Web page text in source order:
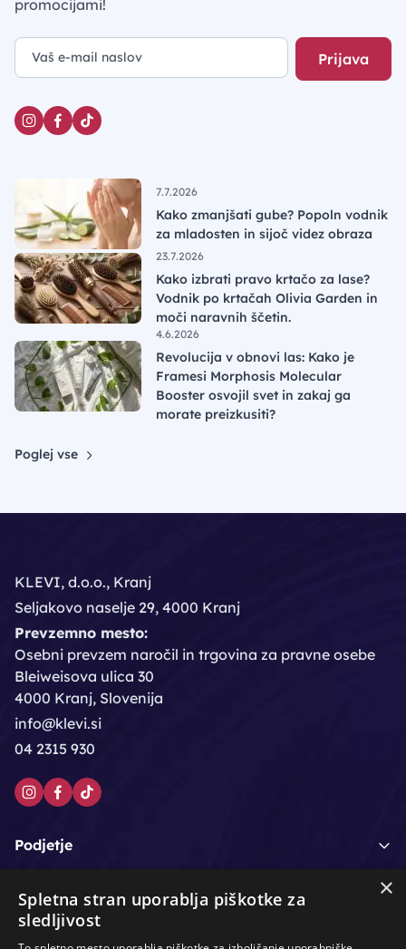
promocijami!
Prijava
7.7.2026
Kako zmanjšati gube? Popoln vodnik
za mladosten in sijoč videz obraza
23.7.2026
Kako izbrati pravo krtačo za lase?
Vodnik po krtačah Olivia Garden in
moči naravnih ščetin.
4.6.2026
Revolucija v obnovi las: Kako je
Framesi Morphosis Molecular
Booster osvojil svet in zakaj ga
morate preizkusiti?
Poglej vse
KLEVI, d.o.o., Kranj
Seljakovo naselje 29, 4000 Kranj
Prevzemno mesto:
Osebni prevzem naročil in trgovina za pravne osebe
Bleiweisova ulica 30
4000 Kranj, Slovenija
info@klevi.si
04 2315 930
Podjetje
Moj račun
Podpora strankam
×
Spletna stran uporablja piškotke za
sledljivost